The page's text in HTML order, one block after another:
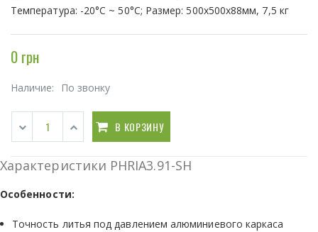
Температура: -20°C ~ 50°C; Размер: 500х500х88мм, 7,5 кг
0 грн
Наличие: По звонку
В КОРЗИНУ
Характеристики PHRIA3.91-SH
Особенности:
Точность литья под давлением алюминиевого каркаса